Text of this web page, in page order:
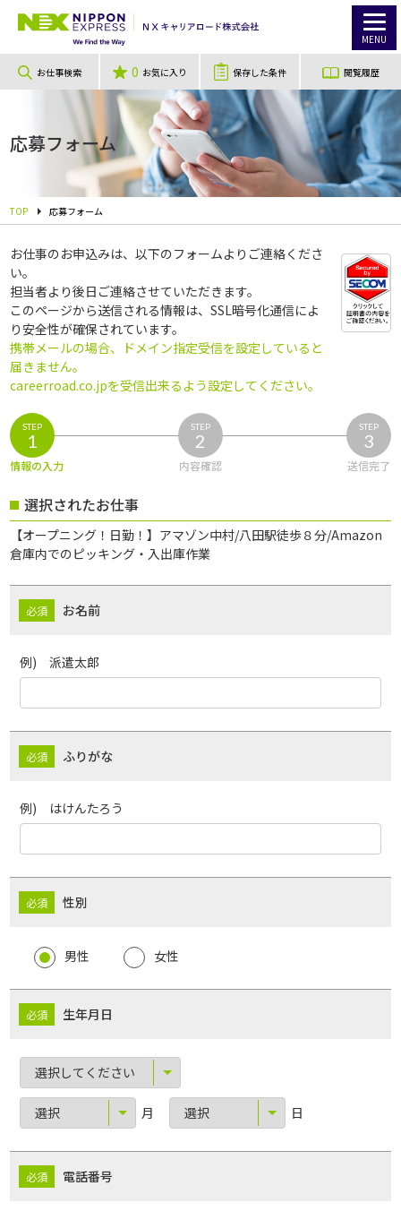
MENU
お仕事検索 0 お気に入り 保存した条件 閲覧履歴
応募フォーム
TOP 応募フォーム
お仕事のお申込みは、以下のフォームよりご連絡くださ
い。
担当者より後日ご連絡させていただきます。
このページから送信される情報は、SSL暗号化通信によ
り安全性が確保されています。
携帯メールの場合、ドメイン指定受信を設定していると
届きません。
careerroad.co.jpを受信出来るよう設定してください。
STEP
1
情報の入力
STEP
2
内容確認
STEP
3
送信完了
選択されたお仕事
【オープニング！日勤！】アマゾン中村/八田駅徒歩８分/Amazon
倉庫内でのピッキング・入出庫作業
お名前
例) 派遣太郎
ふりがな
例) はけんたろう
性別
男性 女性
生年月日
月 日
電話番号